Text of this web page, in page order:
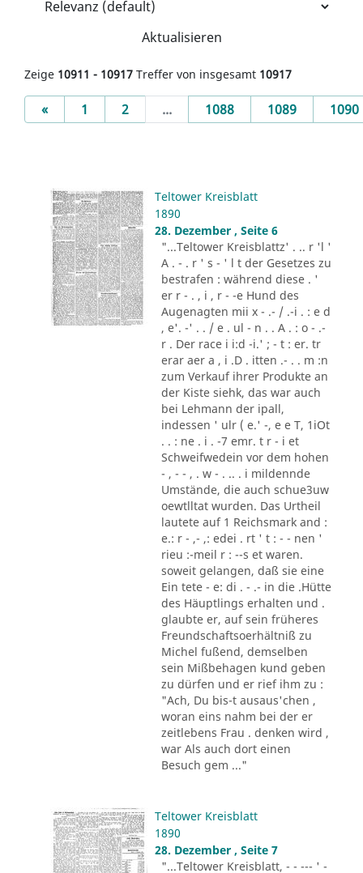
Aktualisieren
Zeige 10911 - 10917 Treffer von insgesamt 10917
«Previous
1 2 ... 1088 1089 1090
Teltower Kreisblatt
1890
28. Dezember , Seite 6
"...Teltower Kreisblattz' . .. r 'l '
A . - . r ' s - ' l t der Gesetzes zu
bestrafen : während diese . '
er r - . , i , r - -e Hund des
Augenagten mii x - .- / .-i . : e d
, e'. -' . . / e . ul - n . . A . : o - .-
r . Der race i i:d -i.' ; - t : er. tr
erar aer a , i .D . itten .- . . m :n
zum Verkauf ihrer Produkte an
der Kiste siehk, das war auch
bei Lehmann der ipall,
indessen ' ulr ( e.' -, e e T, 1iOt
. . : ne . i . -7 emr. t r - i et
Schweifwedein vor dem hohen
- , - - , . w - . .. . i mildennde
Umstände, die auch schue3uw
oewtlltat wurden. Das Urtheil
lautete auf 1 Reichsmark and :
e.: r - ,- ,: edei . rt ' t : - - nen '
rieu :-meil r : --s et waren.
soweit gelangen, daß sie eine
Ein tete - e: di . - .- in die .Hütte
des Häuptlings erhalten und .
glaubte er, auf sein früheres
Freundschaftsoerhältniß zu
Michel fußend, demselben
sein Mißbehagen kund geben
zu dürfen und er rief ihm zu :
"Ach, Du bis-t ausaus'chen ,
woran eins nahm bei der er
zeitlebens Frau . denken wird ,
war Als auch dort einen
Besuch gem ..."
Teltower Kreisblatt
1890
28. Dezember , Seite 7
"...Teltower Kreisblatt, - - --- ' -